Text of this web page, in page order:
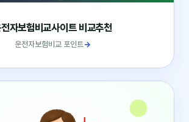
자보험비교사이트 비교추천
운전자보험비교 포인트 →